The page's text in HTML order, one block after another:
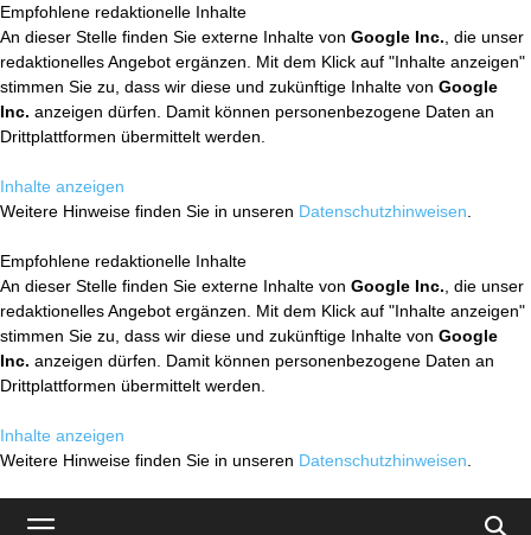
Empfohlene redaktionelle Inhalte
An dieser Stelle finden Sie externe Inhalte von Google Inc. , die unser
redaktionelles Angebot ergänzen. Mit dem Klick auf "Inhalte anzeigen"
stimmen Sie zu, dass wir diese und zukünftige Inhalte von Google
Inc. anzeigen dürfen. Damit können personenbezogene Daten an
Drittplattformen übermittelt werden.
Inhalte anzeigen
Weitere Hinweise finden Sie in unseren Datenschutzhinweisen
Empfohlene redaktionelle Inhalte
An dieser Stelle finden Sie externe Inhalte von Google Inc. , die unser
redaktionelles Angebot ergänzen. Mit dem Klick auf "Inhalte anzeigen"
stimmen Sie zu, dass wir diese und zukünftige Inhalte von Google
Inc. anzeigen dürfen. Damit können personenbezogene Daten an
Drittplattformen übermittelt werden.
Inhalte anzeigen
Weitere Hinweise finden Sie in unseren Datenschutzhinweisen